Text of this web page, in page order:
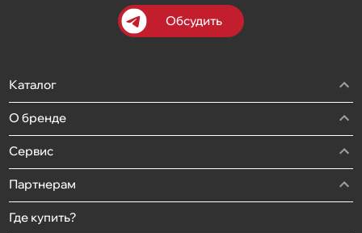
Обсудить
Каталог
О бренде
Сервис
Партнерам
Где купить?